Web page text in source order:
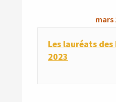
mars
Les lauréats des
2023